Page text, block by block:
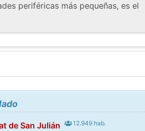
periféricas más pequeñas, es el
de San Julián 12.949 hab.